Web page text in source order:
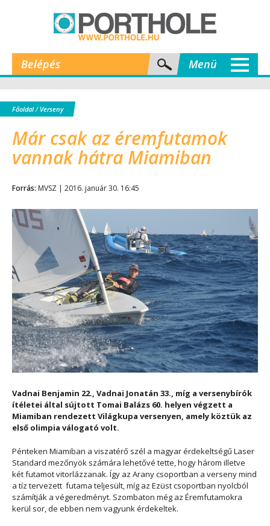
Belépés Menü
Főoldal/ Verseny
Már csak az éremfutamok
vannak hátra Miamiban
Forrás: MVSZ | 2016. január 30. 16:45
Vadnai Benjamin 22., Vadnai Jonatán 33., míg a versenybírók
ítéletei által sújtott Tomai Balázs 60. helyen végzett a
Miamiban rendezett Világkupa versenyen, amely köztük az
első olimpia válogató volt.
Pénteken Miamiban a viszatérő szél a magyar érdekeltségű Laser
Standard mezőnyök számára lehetővé tette, hogy három illetve
két futamot vitorlázzanak. Így az Arany csoportban a verseny mind
a tíz tervezett futama teljesült, míg az Ezüst csoportban nyolcból
számítják a végeredményt. Szombaton még az Éremfutamokra
kerül sor, de ebben nem vagyunk érdekeltek.